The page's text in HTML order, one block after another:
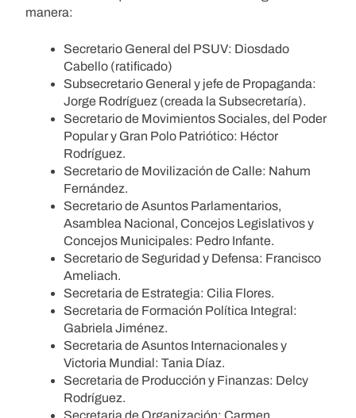
manera:
Secretario General del PSUV: Diosdado
Cabello (ratificado)
Subsecretario General y jefe de Propaganda:
Jorge Rodríguez (creada la Subsecretaría).
Secretario de Movimientos Sociales, del Poder
Popular y Gran Polo Patriótico: Héctor
Rodríguez.
Secretario de Movilización de Calle: Nahum
Fernández.
Secretario de Asuntos Parlamentarios,
Asamblea Nacional, Concejos Legislativos y
Concejos Municipales: Pedro Infante.
Secretario de Seguridad y Defensa: Francisco
Ameliach.
Secretaria de Estrategia: Cilia Flores.
Secretaria de Formación Política Integral:
Gabriela Jiménez.
Secretaria de Asuntos Internacionales y
Victoria Mundial: Tania Díaz.
Secretaria de Producción y Finanzas: Delcy
Rodríguez.
Secretaria de Organización: Carmen